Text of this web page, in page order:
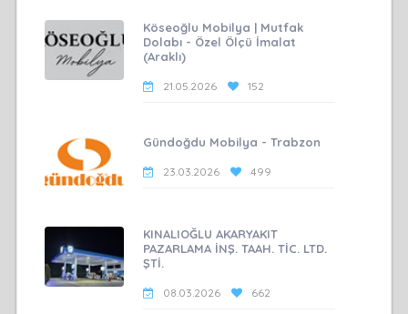
Köseoğlu Mobilya | Mutfak
Dolabı - Özel Ölçü İmalat
(Araklı)
21.05.2026 152
Gündoğdu Mobilya - Trabzon
23.03.2026 499
KINALIOĞLU AKARYAKIT
PAZARLAMA İNŞ. TAAH. TİC. LTD.
ŞTİ.
08.03.2026 662